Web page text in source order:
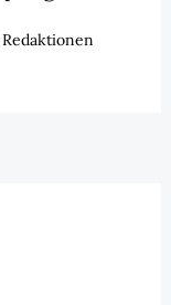
Redaktionen